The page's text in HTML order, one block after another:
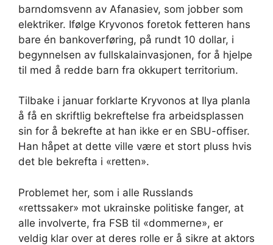
barndomsvenn av Afanasiev, som jobber som
elektriker. Ifølge Kryvonos foretok fetteren hans
bare én bankoverføring, på rundt 10 dollar, i
begynnelsen av fullskalainvasjonen, for å hjelpe
til med å redde barn fra okkupert territorium.
Tilbake i januar forklarte Kryvonos at Ilya planla
å få en skriftlig bekreftelse fra arbeidsplassen
sin for å bekrefte at han ikke er en SBU-offiser.
Han håpet at dette ville være et stort pluss hvis
det ble bekrefta i «retten».
Problemet her, som i alle Russlands
«rettssaker» mot ukrainske politiske fanger, at
alle involverte, fra FSB til «dommerne», er
veldig klar over at deres rolle er å sikre at aktors